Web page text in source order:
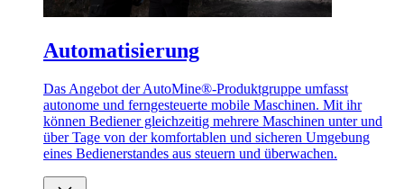
Automatisierung
Das Angebot der AutoMine®-Produktgruppe umfasst
autonome und ferngesteuerte mobile Maschinen. Mit ihr
können Bediener gleichzeitig mehrere Maschinen unter und
über Tage von der komfortablen und sicheren Umgebung
eines Bedienerstandes aus steuern und überwachen.